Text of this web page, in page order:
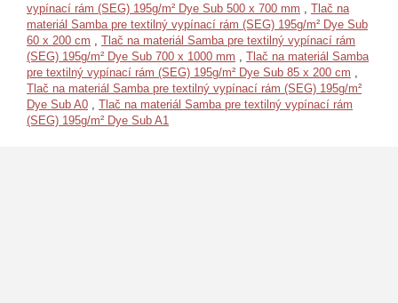
vypínací rám (SEG) 195g/m² Dye Sub 500 x 700 mm
Tlač na
materiál Samba pre textilný vypínací rám (SEG) 195g/m² Dye Sub
60 x 200 cm
Tlač na materiál Samba pre textilný vypínací rám
(SEG) 195g/m² Dye Sub 700 x 1000 mm
Tlač na materiál Samba
pre textilný vypínací rám (SEG) 195g/m² Dye Sub 85 x 200 cm
Tlač na materiál Samba pre textilný vypínací rám (SEG) 195g/m²
Dye Sub A0
Tlač na materiál Samba pre textilný vypínací rám
(SEG) 195g/m² Dye Sub A1